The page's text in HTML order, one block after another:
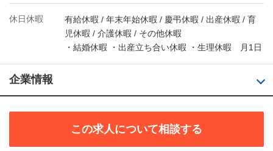
休日休暇
有給休暇 / 年末年始休暇 / 慶弔休暇 / 出産休暇 / 育
児休暇 / 介護休暇 / その他休暇
・結婚休暇 ・出産立ち合い休暇 ・生理休暇 月1日
企業情報
この求人について相談する